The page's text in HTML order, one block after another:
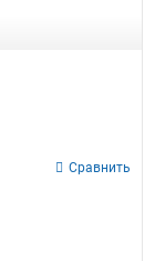
Сравнить